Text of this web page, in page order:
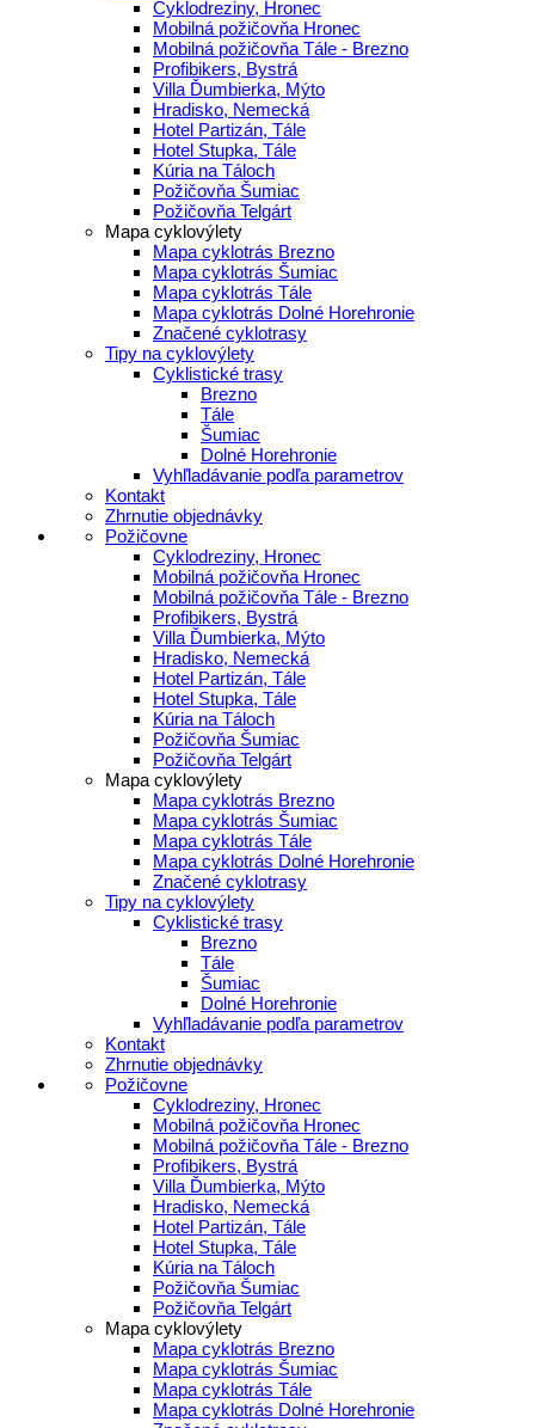
Cyklodreziny, Hronec
Mobilná požičovňa Hronec
Mobilná požičovňa Tále - Brezno
Profibikers, Bystrá
Villa Ďumbierka, Mýto
Hradisko, Nemecká
Hotel Partizán, Tále
Hotel Stupka, Tále
Kúria na Táloch
Požičovňa Šumiac
Požičovňa Telgárt
Mapa cyklovýlety
Mapa cyklotrás Brezno
Mapa cyklotrás Šumiac
Mapa cyklotrás Tále
Mapa cyklotrás Dolné Horehronie
Značené cyklotrasy
Tipy na cyklovýlety
Cyklistické trasy
Brezno
Tále
Šumiac
Dolné Horehronie
Vyhľladávanie podľa parametrov
Kontakt
Zhrnutie objednávky
Požičovne
Cyklodreziny, Hronec
Mobilná požičovňa Hronec
Mobilná požičovňa Tále - Brezno
Profibikers, Bystrá
Villa Ďumbierka, Mýto
Hradisko, Nemecká
Hotel Partizán, Tále
Hotel Stupka, Tále
Kúria na Táloch
Požičovňa Šumiac
Požičovňa Telgárt
Mapa cyklovýlety
Mapa cyklotrás Brezno
Mapa cyklotrás Šumiac
Mapa cyklotrás Tále
Mapa cyklotrás Dolné Horehronie
Značené cyklotrasy
Tipy na cyklovýlety
Cyklistické trasy
Brezno
Tále
Šumiac
Dolné Horehronie
Vyhľladávanie podľa parametrov
Kontakt
Zhrnutie objednávky
Požičovne
Cyklodreziny, Hronec
Mobilná požičovňa Hronec
Mobilná požičovňa Tále - Brezno
Profibikers, Bystrá
Villa Ďumbierka, Mýto
Hradisko, Nemecká
Hotel Partizán, Tále
Hotel Stupka, Tále
Kúria na Táloch
Požičovňa Šumiac
Požičovňa Telgárt
Mapa cyklovýlety
Mapa cyklotrás Brezno
Mapa cyklotrás Šumiac
Mapa cyklotrás Tále
Mapa cyklotrás Dolné Horehronie